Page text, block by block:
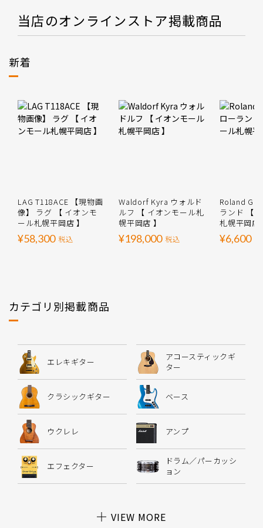
当店のオンラインストア掲載商品
新着
LAG T118ACE 【現物画
像】 ラグ 【 イオンモ
ール札幌平岡店 】
¥58,300 税込
Waldorf Kyra ウォルド
ルフ 【 イオンモール札
幌平岡店 】
¥198,000 税込
Roland
ランド 【
札幌平岡店
¥6,600
カテゴリ別掲載商品
エレキギター
アコースティックギ
ター
クラシックギター ベース
ウクレレ アンプ
エフェクター
ドラム／パーカッシ
ョン
VIEW MORE